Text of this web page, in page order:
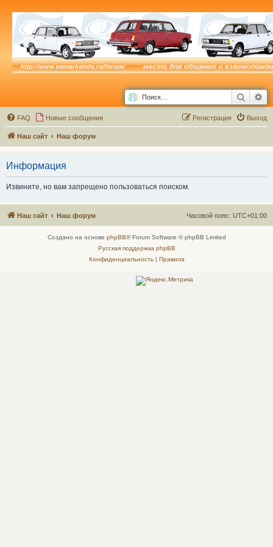
Поиск
FAQ Новые сообщения Выход
Регистрация
Наш сайт Наш форум
Информация
Извините, но вам запрещено пользоваться поиском.
Наш сайт Наш форум Часовой пояс: UTC+01:00
Создано на основе phpBB® Forum Software © phpBB Limited
Русская поддержка phpBB
Конфиденциальность| Правила